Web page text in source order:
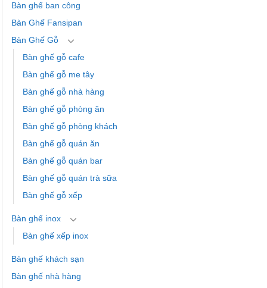
Bàn ghế ban công
Bàn Ghế Fansipan
Bàn Ghế Gỗ
Bàn ghế gỗ cafe
Bàn ghế gỗ me tây
Bàn ghế gỗ nhà hàng
Bàn ghế gỗ phòng ăn
Bàn ghế gỗ phòng khách
Bàn ghế gỗ quán ăn
Bàn ghế gỗ quán bar
Bàn ghế gỗ quán trà sữa
Bàn ghế gỗ xếp
Bàn ghế inox
Bàn ghế xếp inox
Bàn ghế khách sạn
Bàn ghế nhà hàng